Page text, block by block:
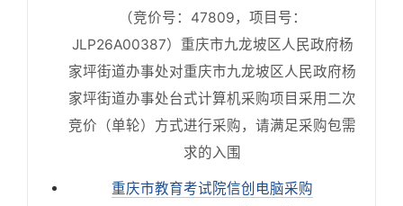
（竞价号：47809，项目号：
JLP26A00387）重庆市九龙坡区人民政府杨
家坪街道办事处对重庆市九龙坡区人民政府杨
家坪街道办事处台式计算机采购项目采用二次
竞价（单轮）方式进行采购，请满足采购包需
求的入围
重庆市教育考试院信创电脑采购